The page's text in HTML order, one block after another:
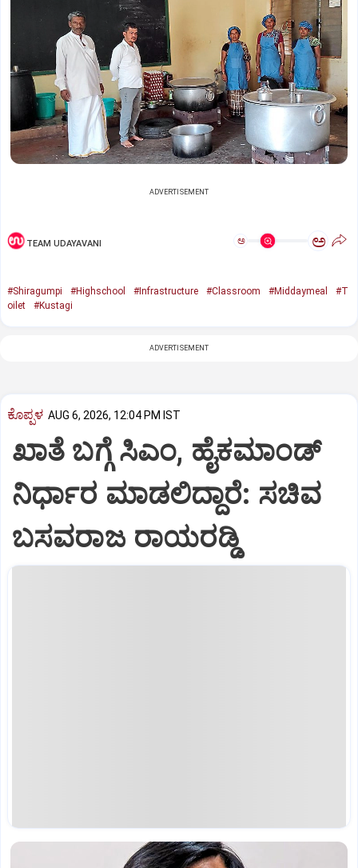
ADVERTISEMENT
TEAM UDAYAVANI ಅ ಅ
#Shiragumpi #Highschool #Infrastructure #Classroom #Middaymeal
#T
oilet
#Kustagi
ADVERTISEMENT
ಕೊಪ್ಪಳ AUG 6, 2026, 12:04 PM IST
ಖಾತೆ ಬಗ್ಗೆ ಸಿಎಂ, ಹೈಕಮಾಂಡ್
ನಿರ್ಧಾರ ಮಾಡಲಿದ್ದಾರೆ: ಸಚಿವ
ಬಸವರಾಜ ರಾಯರಡ್ಡಿ